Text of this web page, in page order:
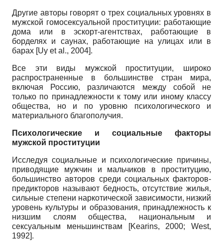
Другие авторы говорят о трех социальных уровнях в
мужской гомосексуальной проституции: работающие
дома или в эскорт-агентствах, работающие в
борделях и саунах, работающие на улицах или в
барах [Uy et al., 2004].
Все эти виды мужской проституции, широко
распространенные в большинстве стран мира,
включая Россию, различаются между собой не
только по принадлежности к тому или иному классу
общества, но и по уровню психологического и
материального благополучия.
Психологические и социальные факторы
мужской проституции
Исследуя социальные и психологические причины,
приводящие мужчин и мальчиков в проституцию,
большинство авторов среди социальных факторов-
предикторов называют бедность, отсутствие жилья,
сильные степени наркотической зависимости, низкий
уровень культуры и образования, принадлежность к
низшим слоям общества, национальным и
сексуальным меньшинствам [Kearins, 2000; West,
1992].